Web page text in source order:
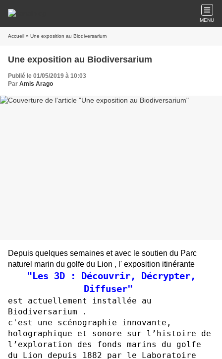
MENU
Accueil » Une exposition au Biodiversarium
Une exposition au Biodiversarium
Publié le 01/05/2019 à 10:03
Par Amis Arago
Depuis quelques semaines et avec le soutien du Parc
naturel marin du golfe du Lion , l' exposition itinérante
"Les 3D : Découvrir, Décrypter,
Diffuser"
est actuellement installée au
Biodiversarium .
c'est une scénographie innovante,
holographique et sonore sur l’histoire de
l’exploration des fonds marins du golfe
du Lion depuis 1882 par le Laboratoire